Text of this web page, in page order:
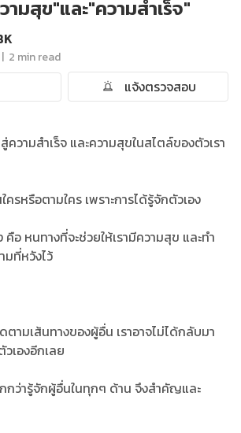
มสุข"และ"ความสำเร็จ"
| 2 min read
แจ้งตรวจสอบ
วามสำเร็จ และความสุขในสไตล์ของตัวเรา
ครหรือตามใคร เพราะการได้รู้จักตัวเอง
คือ หนทางที่จะช่วยให้เรามีความสุข และทำ
มที่หวังไว้
ดตามเส้นทางของผู้อื่น เราอาจไม่ได้กลับมา
เองอีกเลย
กว่ารู้จักผู้อื่นในทุกๆ ด้าน จึงสำคัญและ